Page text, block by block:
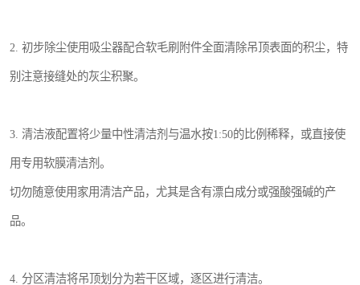
2. 初步除尘使用吸尘器配合软毛刷附件全面清除吊顶表面的积尘，特
别注意接缝处的灰尘积聚。
3. 清洁液配置将少量中性清洁剂与温水按1:50的比例稀释，或直接使
用专用软膜清洁剂。
切勿随意使用家用清洁产品，尤其是含有漂白成分或强酸强碱的产
品。
4. 分区清洁将吊顶划分为若干区域，逐区进行清洁。